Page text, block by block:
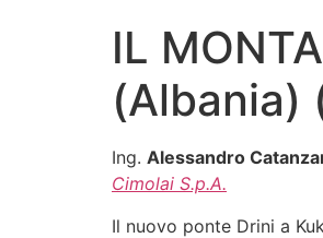
IL
(Albania)
Ing. Alessandro
Cimolai S.p.A.
Il nuovo ponte Drini a